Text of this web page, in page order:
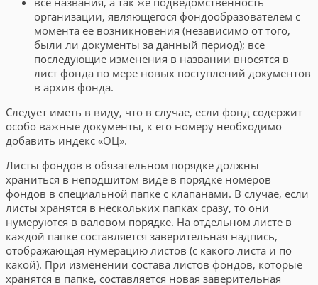
организации, являющегося фондообразователем с
момента ее возникновения (независимо от того,
были ли документы за данный период); все
последующие изменения в названии вносятся в
лист фонда по мере новых поступлений документов
в архив фонда.
Следует иметь в виду, что в случае, если фонд содержит
особо важные документы, к его номеру необходимо
добавить индекс «ОЦ».
Листы фондов в обязательном порядке должны
храниться в неподшитом виде в порядке номеров
фондов в специальной папке с клапанами. В случае, если
листы хранятся в нескольких папках сразу, то они
нумеруются в валовом порядке. На отдельном листе в
каждой папке составляется заверительная надпись,
отображающая нумерацию листов (с какого листа и по
какой). При изменении состава листов фондов, которые
хранятся в папке, составляется новая заверительная